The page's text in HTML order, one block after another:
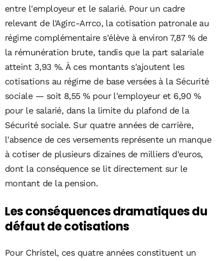
entre l'employeur et le salarié. Pour un cadre
relevant de l'Agirc-Arrco, la cotisation patronale au
régime complémentaire s'élève à environ 7,87 % de
la rémunération brute, tandis que la part salariale
atteint 3,93 %. À ces montants s'ajoutent les
cotisations au régime de base versées à la Sécurité
sociale — soit 8,55 % pour l'employeur et 6,90 %
pour le salarié, dans la limite du plafond de la
Sécurité sociale. Sur quatre années de carrière,
l'absence de ces versements représente un manque
à cotiser de plusieurs dizaines de milliers d'euros,
dont la conséquence se lit directement sur le
montant de la pension.
Les conséquences dramatiques du
défaut de cotisations
Pour Christel, ces quatre années constituent un